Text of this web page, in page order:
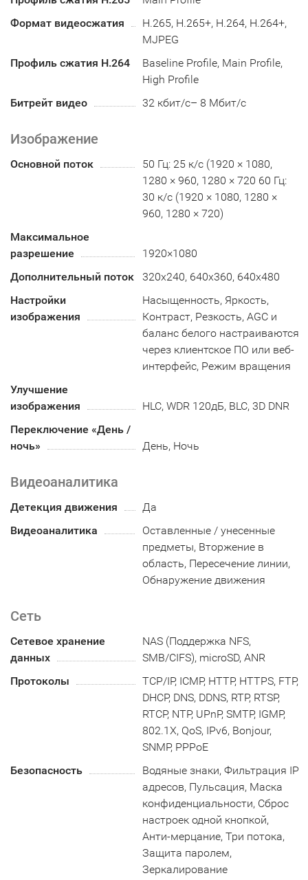
Формат видеосжатия
H.265, H.265+, H.264, H.264+,
MJPEG
Профиль сжатия H.264
Baseline Profile, Main Profile,
High Profile
Битрейт видео
32 кбит/с– 8 Мбит/с
Изображение
Основной поток
50 Гц: 25 к/с (1920 × 1080,
1280 × 960, 1280 × 720 60 Гц:
30 к/с (1920 × 1080, 1280 ×
960, 1280 × 720)
Максимальное
разрешение
1920×1080
Дополнительный поток
320x240, 640x360, 640x480
Настройки
изображения
Насыщенность, Яркость,
Контраст, Резкость, AGC и
баланс белого настраиваются
через клиентское ПО или веб-
интерфейс, Режим вращения
Улучшение
изображения
HLC, WDR 120дБ, BLC, 3D DNR
Переключение «День /
ночь»
День, Ночь
Видеоаналитика
Детекция движения
Да
Видеоаналитика
Оставленные / унесенные
предметы, Вторжение в
область, Пересечение линии,
Обнаружение движения
Сеть
Сетевое хранение
данных
NAS (Поддержка NFS,
SMB/CIFS), microSD, ANR
Протоколы
TCP/IP, ICMP, HTTP, HTTPS, FTP,
DHCP, DNS, DDNS, RTP, RTSP,
RTCP, NTP, UPnP, SMTP, IGMP,
802.1X, QoS, IPv6, Bonjour,
SNMP, PPPoE
Безопасность
Водяные знаки, Фильтрация IP
адресов, Пульсация, Маска
конфиденциальности, Сброс
настроек одной кнопкой,
Анти-мерцание, Три потока,
Защита паролем,
Зеркалирование